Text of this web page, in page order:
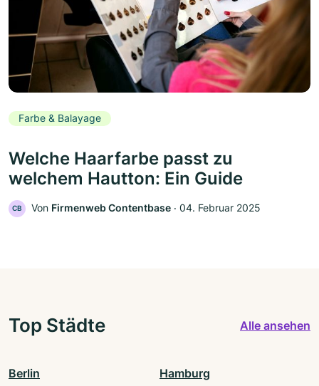
Farbe & Balayage
Welche Haarfarbe passt zu
welchem Hautton: Ein Guide
CB Von Firmenweb Contentbase ‧ 04. Februar 2025
Top Städte Alle ansehen
Berlin Hamburg